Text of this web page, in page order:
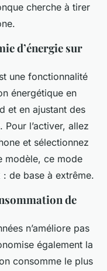
cherche à tirer
d’énergie sur
une fonctionnalité
énergétique en
et en ajustant des
l’activer, allez
et sélectionnez
modèle, ce mode
de base à extrême.
de
n’améliore pas
également la
consomme le plus